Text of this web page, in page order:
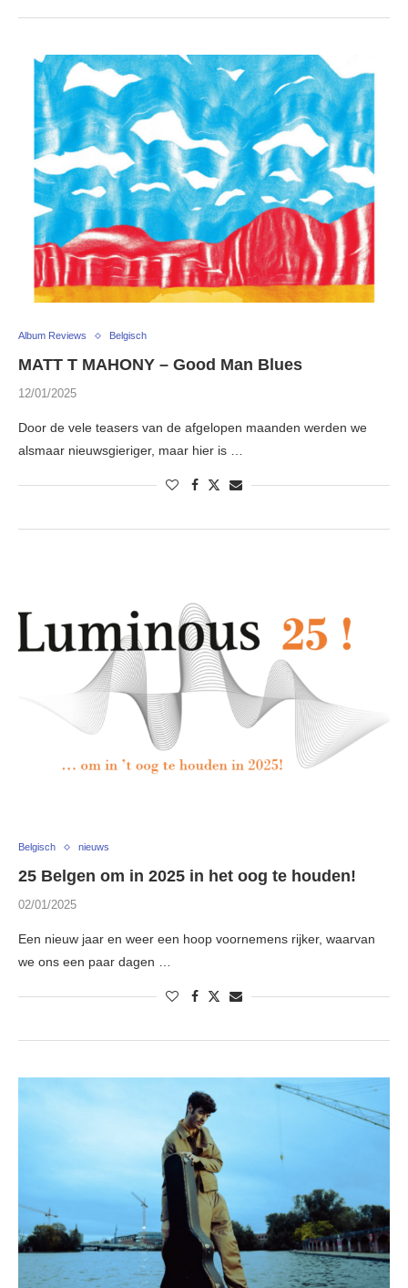
Album Reviews Belgisch
MATT T MAHONY – Good Man Blues
12/01/2025
Door de vele teasers van de afgelopen maanden werden we
alsmaar nieuwsgieriger, maar hier is …
Belgisch nieuws
25 Belgen om in 2025 in het oog te houden!
02/01/2025
Een nieuw jaar en weer een hoop voornemens rijker, waarvan
we ons een paar dagen …